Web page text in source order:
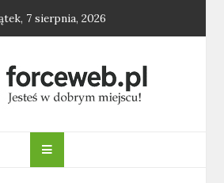
7 sierpnia, 2026